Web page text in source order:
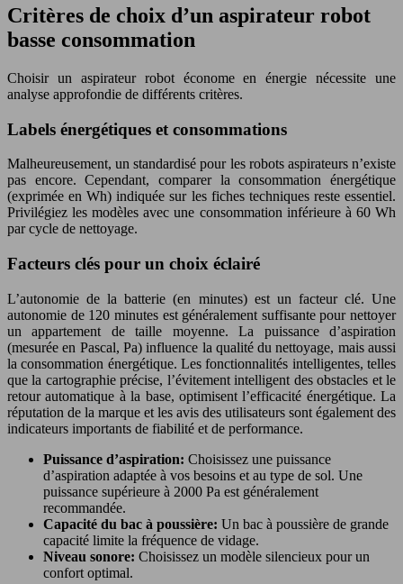
Critères de choix d’un aspirateur robot
basse consommation
Choisir un aspirateur robot économe en énergie nécessite une
analyse approfondie de différents critères.
Labels énergétiques et consommations
Malheureusement, un standardisé pour les robots aspirateurs n’existe
pas encore. Cependant, comparer la consommation énergétique
(exprimée en Wh) indiquée sur les fiches techniques reste essentiel.
Privilégiez les modèles avec une consommation inférieure à 60 Wh
par cycle de nettoyage.
Facteurs clés pour un choix éclairé
L’autonomie de la batterie (en minutes) est un facteur clé. Une
autonomie de 120 minutes est généralement suffisante pour nettoyer
un appartement de taille moyenne. La puissance d’aspiration
(mesurée en Pascal, Pa) influence la qualité du nettoyage, mais aussi
la consommation énergétique. Les fonctionnalités intelligentes, telles
que la cartographie précise, l’évitement intelligent des obstacles et le
retour automatique à la base, optimisent l’efficacité énergétique. La
réputation de la marque et les avis des utilisateurs sont également des
indicateurs importants de fiabilité et de performance.
Puissance d’aspiration: Choisissez une puissance
d’aspiration adaptée à vos besoins et au type de sol. Une
puissance supérieure à 2000 Pa est généralement
recommandée.
Capacité du bac à poussière: Un bac à poussière de grande
capacité limite la fréquence de vidage.
Niveau sonore: Choisissez un modèle silencieux pour un
confort optimal.